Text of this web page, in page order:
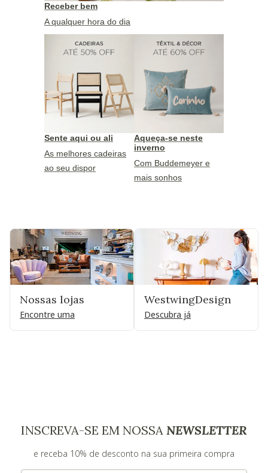
Receber bem
A qualquer hora do dia
Sente aqui ou ali
As melhores cadeiras
ao seu dispor
Aqueça-se neste
inverno
Com Buddemeyer e
mais sonhos
Nossas lojas
Encontre uma
WestwingDesign
Descubra já
INSCREVA-SE EM NOSSA NEWSLETTER
e receba 10% de desconto na sua primeira compra